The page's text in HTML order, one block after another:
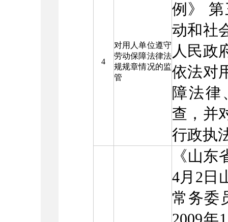
4
对用人单位遵守
劳动保障法律法
规规章情况的监
管
例》
动和社
人民政
依法对
障法律
查，并
行政执
《山
4月2日
常务委